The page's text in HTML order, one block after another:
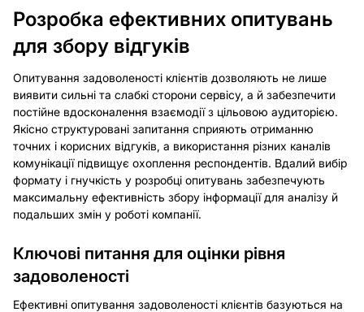
Розробка ефективних опитувань
для збору відгуків
Опитування задоволеності клієнтів дозволяють не лише
виявити сильні та слабкі сторони сервісу, а й забезпечити
постійне вдосконалення взаємодії з цільовою аудиторією.
Якісно структуровані запитання сприяють отриманню
точних і корисних відгуків, а використання різних каналів
комунікації підвищує охоплення респондентів. Вдалий вибір
формату і гнучкість у розробці опитувань забезпечують
максимальну ефективність збору інформації для аналізу й
подальших змін у роботі компанії.
Ключові питання для оцінки рівня
задоволеності
Ефективні опитування задоволеності клієнтів базуються на